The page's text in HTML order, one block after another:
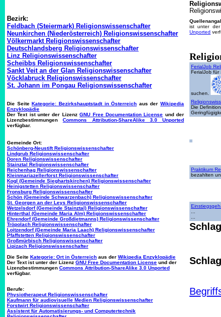
Bezirk:
Feldbach (Steiermark) Religionswissenschafter
Neunkirchen (Niederösterreich) Religionswissenschafter
Völkermarkt Religionswissenschafter
Deutschlandsberg Religionswissenschafter
Linz Religionswissenschafter
Scheibbs Religionswissenschafter
Sankt Veit an der Glan Religionswissenschafter
Vöcklabruck Religionswissenschafter
St. Johann im Pongau Religionswissenschafter
Die SeiteKategorie: Bezirkshauptstadt in Österreich aus der Wikipedia
Enzyklopädie
Der Text ist unter der LizenzGNU Free Documentation License und der
LizenzbestimmungenCommons Attribution-ShareAlike 3.0 Unported
verfügbar.
Gemeinde Ort:
Schönberg-Neustift Religionswissenschafter
Lindgrub Religionswissenschafter
Doren Religionswissenschafter
Stainztal Religionswissenschafter
Reichenhag Religionswissenschafter
Kleinmariazellerforst Religionswissenschafter
Kogl (Gemeinde Sieghartskirchen) Religionswissenschafter
Heinigstetten Religionswissenschafter
Fronsburg Religionswissenschafter
Schön (Gemeinde Schwarzenbach) Religionswissenschafter
St. Georgen an der Leys Religionswissenschafter
Wetzelsdorf (Gemeinde Stainztal) Religionswissenschafter
Hinterthal (Gemeinde Maria Alm) Religionswissenschafter
Ehrendorf (Gemeinde Großdietmanns) Religionswissenschafter
Tröpolach Religionswissenschafter
Loitzendorf (Gemeinde Maria Laach) Religionswissenschafter
Pfaffstetten Religionswissenschafter
Großmürbisch Religionswissenschafter
Lipizach Religionswissenschafter
Die Seite Kategorie: Ort in Österreich aus der Wikipedia Enzyklopädie
Der Text ist unter der Lizenz GNU Free Documentation License und der
Lizenzbestimmungen Commons Attribution-ShareAlike 3.0 Unported
verfügbar.
Berufe:
Physiotherapeut Religionswissenschafter
Kaufmann für audiovisuelle Medien Religionswissenschafter
Forstwirt Religionswissenschafter
Assistent für Automatisierungs- und Computertechnik
ist unter
Unported
FerialJob
FerialJob für
suchen.
Die
Praktikum
bezahlten